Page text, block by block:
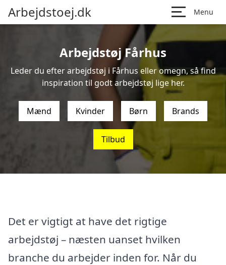
Arbejdstoej.dk Menu
Arbejdstøj Fårhus
Leder du efter arbejdstøj i Fårhus eller omegn, så find
inspiration til godt arbejdstøj lige her.
Mænd Kvinder Børn Brands
Tilbud
Det er vigtigt at have det rigtige
arbejdstøj – næsten uanset hvilken
branche du arbejder inden for. Når du